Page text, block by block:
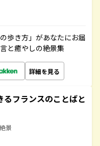
歩き方」があなたにお届
と癒やしの絶景集
詳細を見る
るフランスのことばと
景